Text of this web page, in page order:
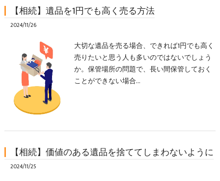
【相続】遺品を1円でも高く売る方法
2024/11/26
大切な遺品を売る場合、できれば1円でも高く
売りたいと思う人も多いのではないでしょう
か。保管場所の問題で、長い間保管しておく
ことができない場合…
【相続】価値のある遺品を捨ててしまわないように
2024/11/25